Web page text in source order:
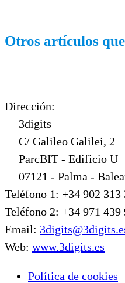
Otros artículos
Dirección:
3digits
C/ Galileo Galilei, 2
ParcBIT - Edificio U
07121 - Palma -
Teléfono 1: +34 902 313
Teléfono 2: +34 971 439
Email:
Web: www.3digits.es
Política de cookies